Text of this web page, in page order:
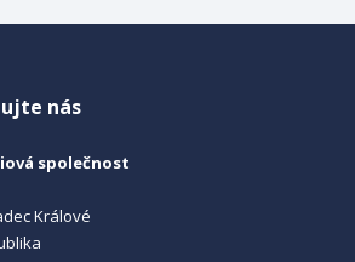
nás
společnost
Králové